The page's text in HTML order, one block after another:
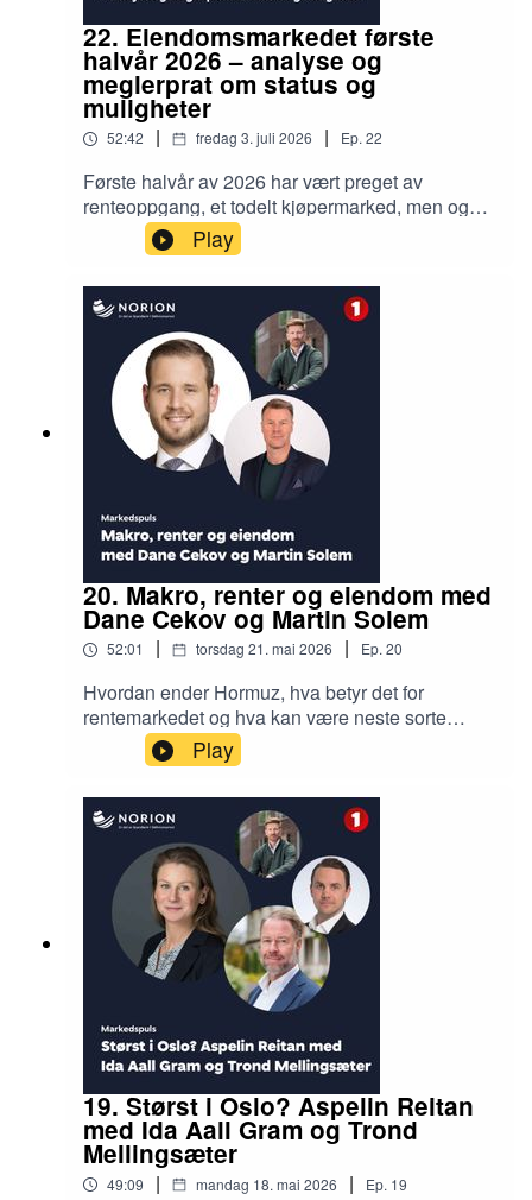
22. Eiendomsmarkedet første
halvår 2026 – analyse og
meglerprat om status og
muligheter
52:42 | fredag 3. juli 2026 | Ep. 22
Første halvår av 2026 har vært preget av
renteoppgang, et todelt kjøpermarked, men også
mange milliardtransaksjoner og en pågående og
spennende konsolidering i det norske
eiendomsmarkedet. Spisse, men aktive EK-
kjøpere definerer prime, mens for FK-kjøperne er
det utviklingspotensial og lokal
eiendomskompetanse som skaper aktivitet. Lars
Økland, Terje Trym Rustad og Jørgen Rostad fra
Norion deler meglerinnsikt fra gjennomførte
prosesser, og diskuterer status og muligheter
med analytikerne Brage Aarthun og Jan Håvard
Play
20. Makro, renter og eiendom med
Dane Cekov og Martin Solem
52:01 | torsdag 21. mai 2026 | Ep.20
Hvordan ender Hormuz, hva betyr det for
rentemarkedet og hva kan være neste sorte
svane? Dane Cekov, Rente og valutastrateg i
SB1 Markets diskuterer finansiering og eiendom
med Martin Solem, Leder kapitalmarkeder i
Norion Næringsmegling og podcastvert Jan
Håvard Valstad. Ønsker vi oss egentlig svenske
tilstander, er AI blitt en eiendoms-boble og hvor
langt unna priskrysset for næringseiendom er vi?
Play
19. Størst i Oslo? Aspelin Reitan
med Ida Aall Gram og Trond
Mellingsæter
49:09 | mandag 18. mai 2026 | Ep. 19